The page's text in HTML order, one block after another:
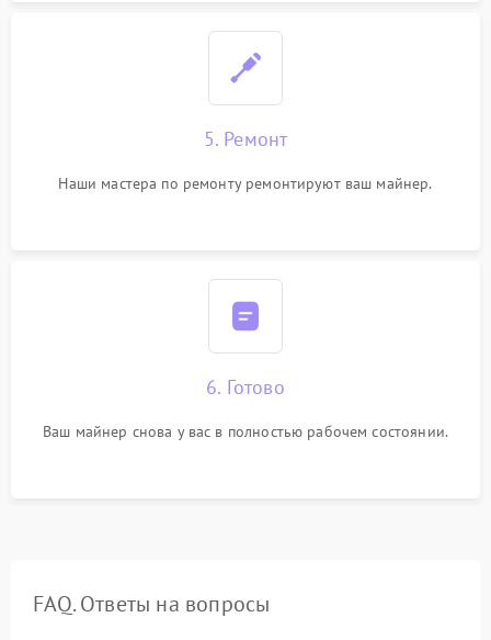
5. Ремонт
Наши мастера по ремонту ремонтируют ваш майнер.
6. Готово
Ваш майнер снова у вас в полностью рабочем состоянии.
FAQ. Ответы на вопросы